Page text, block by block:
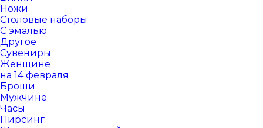
Ножи
Столовые наборы
С эмалью
Другое
Сувениры
Женщине
на 14 февраля
Броши
Мужчине
Часы
Пирсинг